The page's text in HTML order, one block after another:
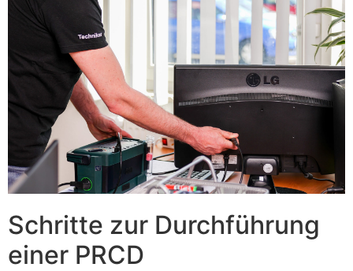
Schritte zur Durchführung
einer PRCD